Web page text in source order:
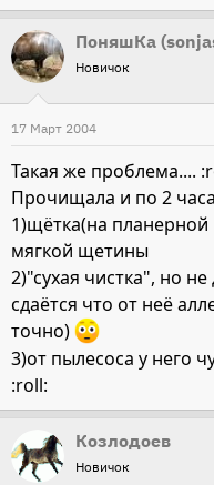
ПоняшКа
Новичок
17 Март 2004
Такая же проблема....
Прочищала и по 2
1)щётка(на планерной
мягкой щетины
2)"сухая чистка", но
сдаётся что от неё
точно)
3)от пылесоса у него
:roll:
Козлодоев
Новичок